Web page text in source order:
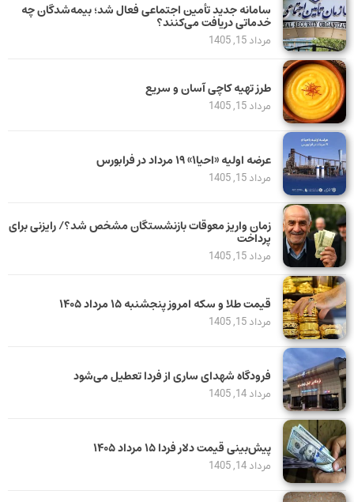
سامانه جدید تأمین اجتماعی فعال شد؛ بیمه‌شدگان چه
خدماتی دریافت می‌کنند؟
مرداد 15, 1405
طرز تهیه کاچی آسان و سریع
مرداد 15, 1405
عرضه اولیه «احیا۱» ۱۹ مرداد در فرابورس
مرداد 15, 1405
زمان واریز معوقات بازنشستگان مشخص شد؟/ رایزنی برای
پرداخت
مرداد 15, 1405
قیمت طلا و سکه امروز پنجشنبه ۱۵ مرداد ۱۴۰۵
مرداد 15, 1405
فرودگاه شهدای ساری از فردا تعطیل می‌شود
مرداد 14, 1405
پیش‌بینی قیمت دلار فردا ۱۵ مرداد ۱۴۰۵
مرداد 14, 1405